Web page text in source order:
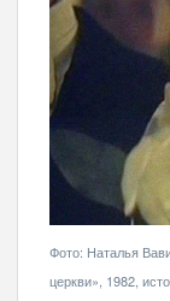
Фото: Наталья
церкви», 1982,